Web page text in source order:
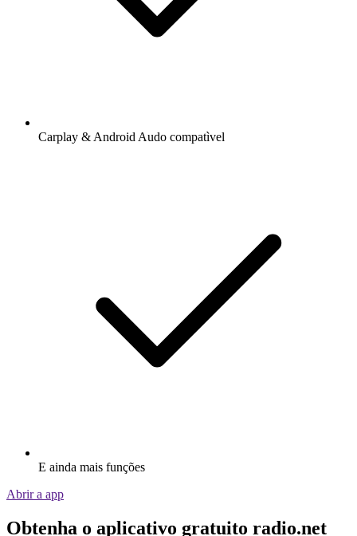
Carplay & Android Audo compatìvel
E ainda mais funções
Abrir a app
Obtenha o aplicativo gratuito radio.net